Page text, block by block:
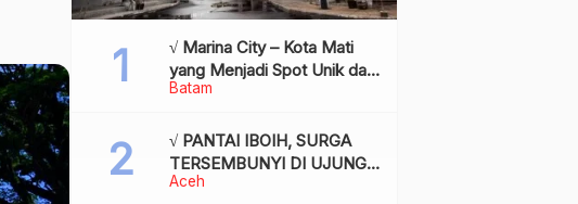
Batam
√ Marina City – Kota Mati
yang Menjadi Spot Unik dan
Bersejarah di Batam,
Aceh
√ PANTAI IBOIH, SURGA
TERSEMBUNYI DI UJUNG
BARAT INDONESIA